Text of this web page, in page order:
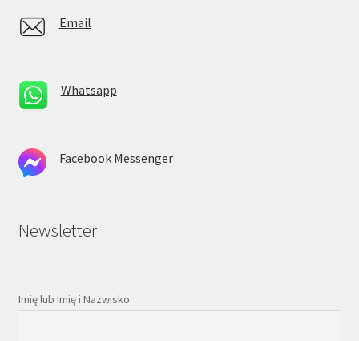
Email
Whatsapp
Facebook Messenger
Newsletter
Imię lub Imię i Nazwisko